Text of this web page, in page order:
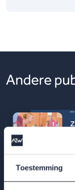
Toestemming
Andere